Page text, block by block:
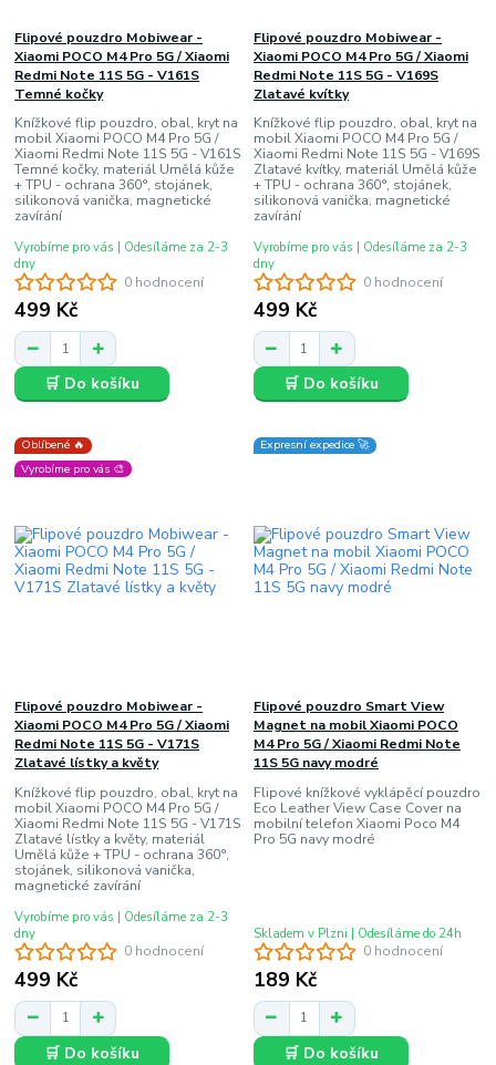
0 hodnocení
Flipové pouzdro Mobiwear -
Xiaomi POCO M4 Pro 5G / Xiaomi
Redmi Note 11S 5G - V161S
Temné kočky
Knížkové flip pouzdro, obal, kryt na
mobil Xiaomi POCO M4 Pro 5G /
Xiaomi Redmi Note 11S 5G - V161S
Temné kočky, materiál Umělá kůže
+ TPU - ochrana 360°, stojánek,
silikonová vanička, magnetické
zavírání
499 Kč
Vyrobíme pro vás | Odesíláme za 2-3
dny
🛒 Do košíku
0 hodnocení
Flipové pouzdro Mobiwear -
Xiaomi POCO M4 Pro 5G / Xiaomi
Redmi Note 11S 5G - V169S
Zlatavé kvítky
Knížkové flip pouzdro, obal, kryt na
mobil Xiaomi POCO M4 Pro 5G /
Xiaomi Redmi Note 11S 5G - V169S
Zlatavé kvítky, materiál Umělá kůže
+ TPU - ochrana 360°, stojánek,
silikonová vanička, magnetické
zavírání
499 Kč
Vyrobíme pro vás | Odesíláme za 2-3
dny
🛒 Do košíku
Oblíbené 🔥
Vyrobíme pro vás 🎨
0 hodnocení
Flipové pouzdro Mobiwear -
Xiaomi POCO M4 Pro 5G / Xiaomi
Redmi Note 11S 5G - V171S
Zlatavé lístky a květy
Knížkové flip pouzdro, obal, kryt na
mobil Xiaomi POCO M4 Pro 5G /
Xiaomi Redmi Note 11S 5G - V171S
Zlatavé lístky a květy, materiál
Umělá kůže + TPU - ochrana 360°,
stojánek, silikonová vanička,
magnetické zavírání
499 Kč
Vyrobíme pro vás | Odesíláme za 2-3
dny
🛒 Do košíku
Expresní expedice 🚀
0 hodnocení
Flipové pouzdro Smart View
Magnet na mobil Xiaomi POCO
M4 Pro 5G / Xiaomi Redmi Note
11S 5G navy modré
Flipové knížkové vyklápěcí pouzdro
Eco Leather View Case Cover na
mobilní telefon Xiaomi Poco M4
Pro 5G navy modré
189 Kč
Skladem v Plzni | Odesíláme do 24h
🛒 Do košíku